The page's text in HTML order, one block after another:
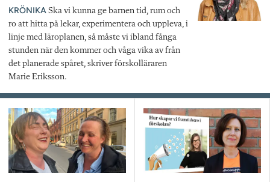
KRÖNIKA Ska vi kunna ge barnen tid, rum och
ro att hitta på lekar, experimentera och uppleva, i
linje med läroplanen, så måste vi ibland fånga
stunden när den kommer och våga vika av från
det planerade spåret, skriver förskolläraren
Marie Eriksson.